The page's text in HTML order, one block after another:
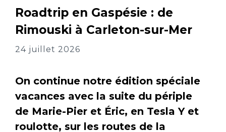
Roadtrip en Gaspésie : de
Rimouski à Carleton-sur-Mer
24 juillet 2026
On continue notre édition spéciale
vacances avec la suite du périple
de Marie-Pier et Éric, en Tesla Y et
roulotte, sur les routes de la